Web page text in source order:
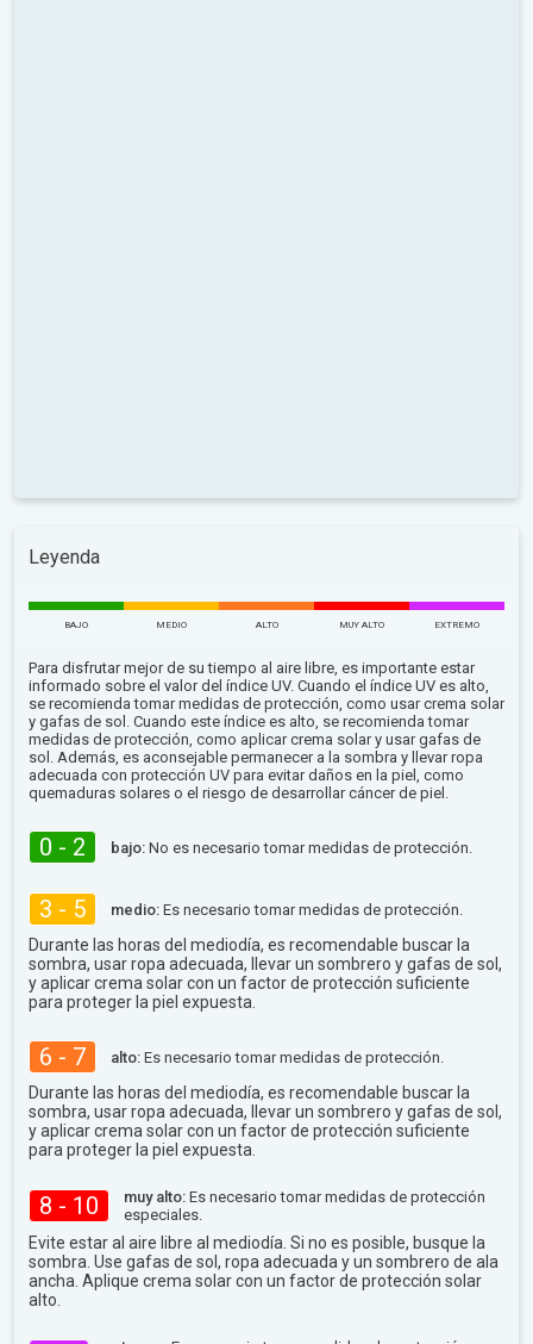
Leyenda
BAJO MEDIO ALTO MUY ALTO EXTREMO
Para disfrutar mejor de su tiempo al aire libre, es importante estar
informado sobre el valor del índice UV. Cuando el índice UV es alto,
se recomienda tomar medidas de protección, como usar crema solar
y gafas de sol. Cuando este índice es alto, se recomienda tomar
medidas de protección, como aplicar crema solar y usar gafas de
sol. Además, es aconsejable permanecer a la sombra y llevar ropa
adecuada con protección UV para evitar daños en la piel, como
quemaduras solares o el riesgo de desarrollar cáncer de piel.
0 - 2 bajo: No es necesario tomar medidas de protección.
3 - 5 medio: Es necesario tomar medidas de protección.
Durante las horas del mediodía, es recomendable buscar la
sombra, usar ropa adecuada, llevar un sombrero y gafas de sol,
y aplicar crema solar con un factor de protección suficiente
para proteger la piel expuesta.
6 - 7 alto: Es necesario tomar medidas de protección.
Durante las horas del mediodía, es recomendable buscar la
sombra, usar ropa adecuada, llevar un sombrero y gafas de sol,
y aplicar crema solar con un factor de protección suficiente
para proteger la piel expuesta.
8 - 10 muy alto: Es necesario tomar medidas de protección
especiales.
Evite estar al aire libre al mediodía. Si no es posible, busque la
sombra. Use gafas de sol, ropa adecuada y un sombrero de ala
ancha. Aplique crema solar con un factor de protección solar
alto.